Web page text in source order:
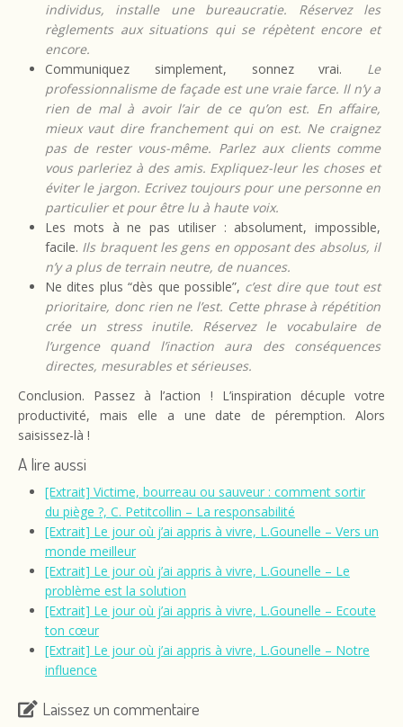
individus, installe une bureaucratie. Réservez les
règlements aux situations qui se répètent encore et
encore.
Communiquez simplement, sonnez vrai. Le
professionnalisme de façade est une vraie farce. Il n’y a
rien de mal à avoir l’air de ce qu’on est. En affaire,
mieux vaut dire franchement qui on est. Ne craignez
pas de rester vous-même. Parlez aux clients comme
vous parleriez à des amis. Expliquez-leur les choses et
éviter le jargon. Ecrivez toujours pour une personne en
particulier et pour être lu à haute voix.
Les mots à ne pas utiliser : absolument, impossible,
facile. Ils braquent les gens en opposant des absolus, il
n’y a plus de terrain neutre, de nuances.
Ne dites plus “dès que possible”, c’est dire que tout est
prioritaire, donc rien ne l’est. Cette phrase à répétition
crée un stress inutile. Réservez le vocabulaire de
l’urgence quand l’inaction aura des conséquences
directes, mesurables et sérieuses.
Conclusion. Passez à l’action ! L’inspiration décuple votre
productivité, mais elle a une date de péremption. Alors
saisissez-là !
A lire aussi
[Extrait] Victime, bourreau ou sauveur : comment sortir
du piège ?, C. Petitcollin – La responsabilité
[Extrait] Le jour où j’ai appris à vivre, L.Gounelle – Vers un
monde meilleur
[Extrait] Le jour où j’ai appris à vivre, L.Gounelle – Le
problème est la solution
[Extrait] Le jour où j’ai appris à vivre, L.Gounelle – Ecoute
ton cœur
[Extrait] Le jour où j’ai appris à vivre, L.Gounelle – Notre
influence
Laissez un commentaire